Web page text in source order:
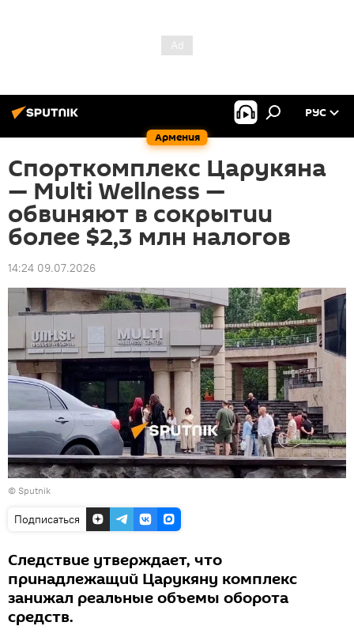
Армения
РУС
Спорткомплекс Царукяна
— Multi Wellness —
обвиняют в сокрытии
более $2,3 млн налогов
14:24 09.07.2026
© Sputnik
Подписаться
Следствие утверждает, что
принадлежащий Царукяну комплекс
занижал реальные объемы оборота
средств.